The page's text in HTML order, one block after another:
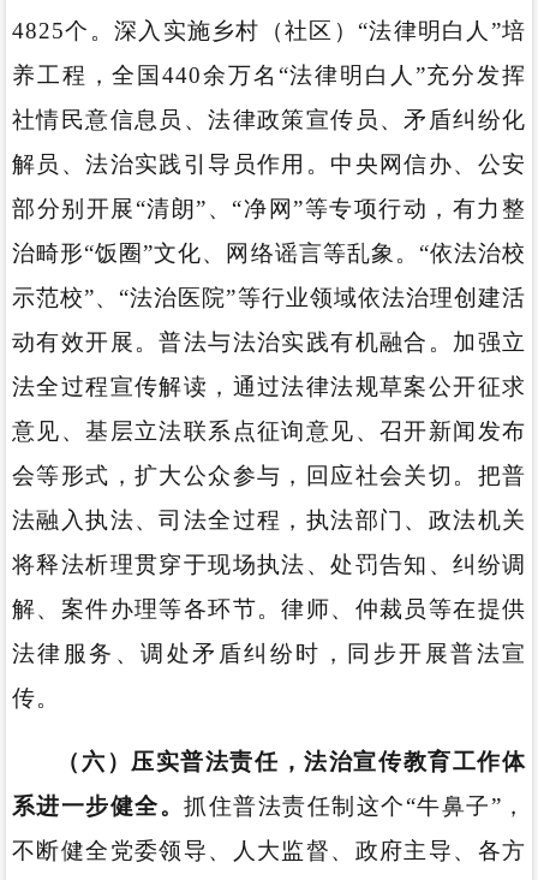
4825个。深入实施乡村（社区）“法律明白人”培
养工程，全国440余万名“法律明白人”充分发挥
社情民意信息员、法律政策宣传员、矛盾纠纷化
解员、法治实践引导员作用。中央网信办、公安
部分别开展“清朗”、“净网”等专项行动，有力整
治畸形“饭圈”文化、网络谣言等乱象。“依法治校
示范校”、“法治医院”等行业领域依法治理创建活
动有效开展。普法与法治实践有机融合。加强立
法全过程宣传解读，通过法律法规草案公开征求
意见、基层立法联系点征询意见、召开新闻发布
会等形式，扩大公众参与，回应社会关切。把普
法融入执法、司法全过程，执法部门、政法机关
将释法析理贯穿于现场执法、处罚告知、纠纷调
解、案件办理等各环节。律师、仲裁员等在提供
法律服务、调处矛盾纠纷时，同步开展普法宣
传。
（六）压实普法责任，法治宣传教育工作体
系进一步健全。抓住普法责任制这个“牛鼻子”，
不断健全党委领导、人大监督、政府主导、各方